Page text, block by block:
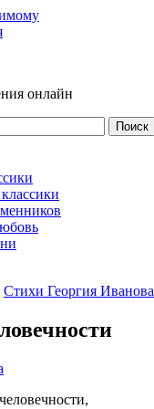
онлайн
Стихи Георгия Иванова